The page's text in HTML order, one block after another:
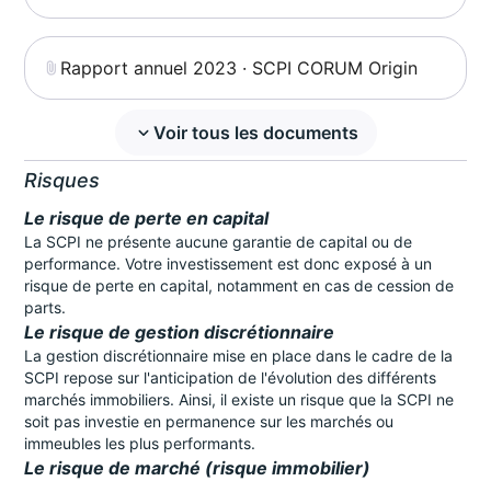
Origin
Rapport annuel 2023 · SCPI CORUM Origin
Voir tous les documents
Risques
Le risque de perte en capital
La SCPI ne présente aucune garantie de capital ou de
performance. Votre investissement est donc exposé à un
risque de perte en capital, notamment en cas de cession de
parts.
Le risque de gestion discrétionnaire
La gestion discrétionnaire mise en place dans le cadre de la
SCPI repose sur l'anticipation de l'évolution des différents
marchés immobiliers. Ainsi, il existe un risque que la SCPI ne
soit pas investie en permanence sur les marchés ou
immeubles les plus performants.
Le risque de marché (risque immobilier)